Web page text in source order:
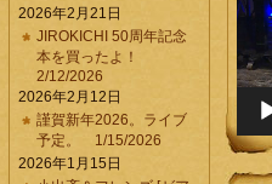
2026年2月21日
JIROKICHI 50周年記念
本を買ったよ！
2/12/2026
2026年2月12日
謹賀新年2026。ライブ
予定。 1/15/2026
2026年1月15日